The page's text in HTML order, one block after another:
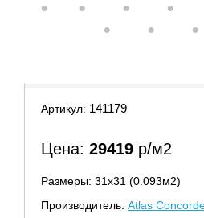
Артикул: 141179
Цена: 29419 р/м2
Размеры: 31х31 (0.093м2)
Производитель: Atlas